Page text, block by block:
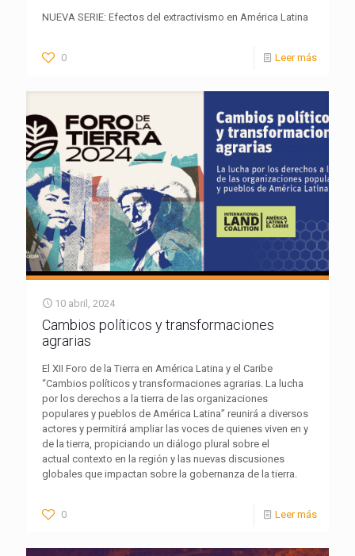
NUEVA SERIE: Efectos del extractivismo en América Latina
0 Leer más
10 abril, 2024
Cambios políticos y transformaciones
agrarias
El XII Foro de la Tierra en América Latina y el Caribe
“Cambios políticos y transformaciones agrarias. La lucha
por los derechos a la tierra de las organizaciones
populares y pueblos de América Latina” reunirá a diversos
actores y permitirá ampliar las voces de quienes viven en y
de la tierra, propiciando un diálogo plural sobre el
actual contexto en la región y las nuevas discusiones
globales que impactan sobre la gobernanza de la tierra.
0 Leer más